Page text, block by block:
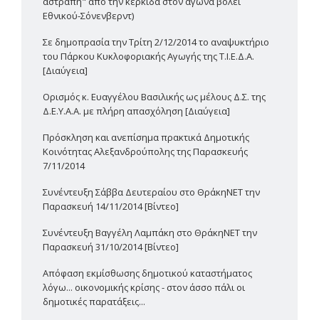
Εθνικού-Σόνενβερντ)
Σε δημοπρασία την Τρίτη 2/12/2014 το αναψυκτήριο
του Πάρκου Κυκλοφοριακής Αγωγής της Τ.Ι.Ε.Δ.Α.
[Διαύγεια]
Ορισμός κ. Ευαγγέλου Βασιλικής ως μέλους Δ.Σ. της
Δ.Ε.Υ.Α.Α. με πλήρη απασχόληση [Διαύγεια]
Πρόσκληση και ανεπίσημα πρακτικά Δημοτικής
Κοινότητας Αλεξανδρούπολης της Παρασκευής
7/11/2014
Συνέντευξη Σάββα Δευτεραίου στο ΘράκηΝΕΤ την
Παρασκευή 14/11/2014 [Βίντεο]
Συνέντευξη Βαγγέλη Λαμπάκη στο ΘράκηΝΕΤ την
Παρασκευή 31/10/2014 [Βίντεο]
Απόφαση εκμίσθωσης δημοτικού καταστήματος
λόγω... οικονομικής κρίσης - στον άσσο πάλι οι
δημοτικές παρατάξεις...